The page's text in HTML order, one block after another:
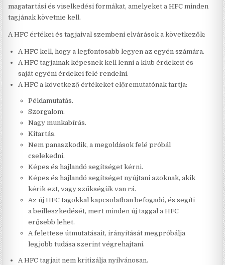
magatartási és viselkedési formákat, amelyeket a HFC minden
tagjának követnie kell.
A HFC értékei és tagjaival szembeni elvárások a következők:
A HFC kell, hogy a legfontosabb legyen az egyén számára.
A HFC tagjainak képesnek kell lenni a klub érdekeit és
saját egyéni érdekei felé rendelni.
A HFC a következő értékeket előremutatónak tartja:
Példamutatás.
Szorgalom.
Nagy munkabírás.
Kitartás.
Nem panaszkodik, a megoldások felé próbál
cselekedni.
Képes és hajlandó segítséget kérni.
Képes és hajlandó segítséget nyújtani azoknak, akik
kérik ezt, vagy szükségük van rá.
Az új HFC tagokkal kapcsolatban befogadó, és segíti
a beilleszkedését, mert minden új taggal a HFC
erősebb lehet.
A felettese útmutatásait, irányítását megpróbálja
legjobb tudása szerint végrehajtani.
A HFC tagjait nem kritizálja nyilvánosan.